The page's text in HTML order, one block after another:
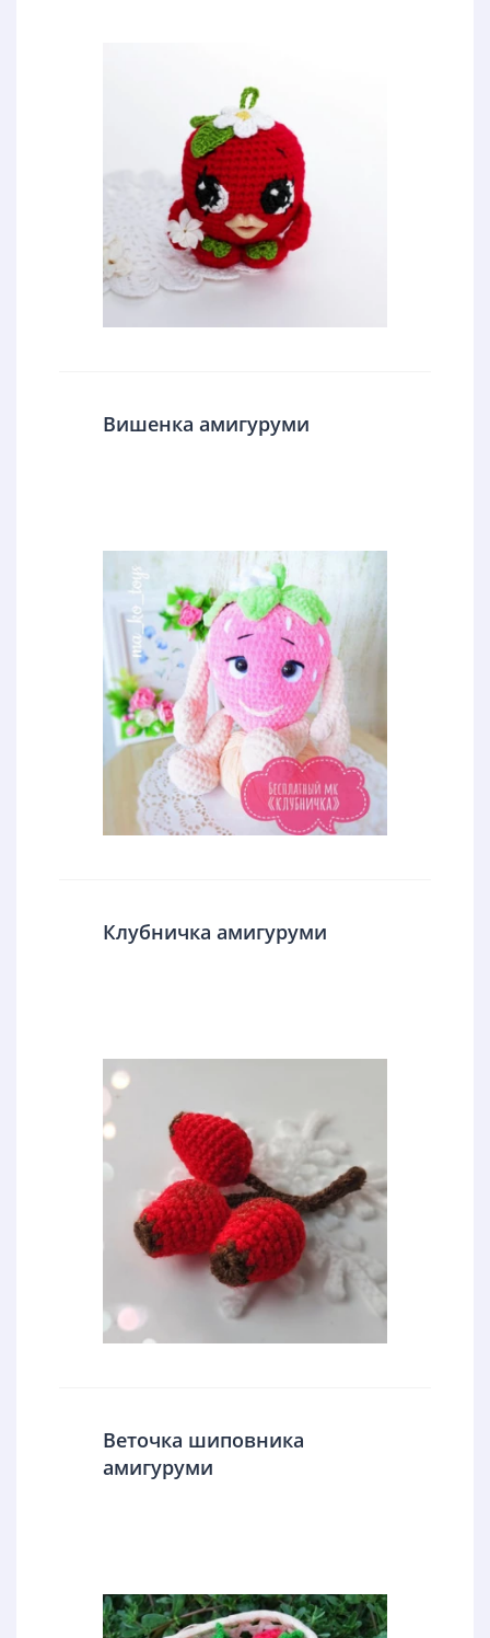
Вишенка амигуруми
Клубничка амигуруми
Веточка шиповника
амигуруми